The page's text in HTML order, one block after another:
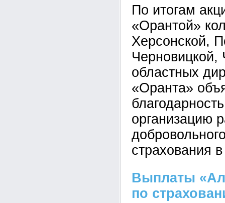
По итогам
«Орантой»
Херсонской,
Черновицкой,
областных
«Оранта»
организацию
страхования
Выплаты
по